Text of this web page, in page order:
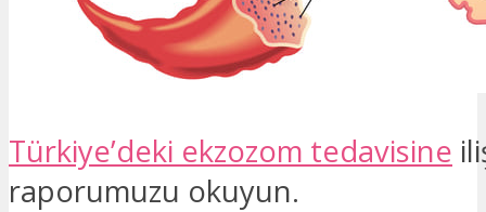
Türkiye’deki ekzozom tedavisine
raporumuzu okuyun.